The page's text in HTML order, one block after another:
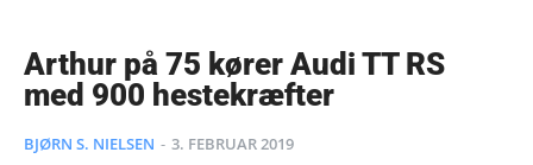
Arthur på 75 kører Audi TT RS
med 900 hestekræfter
BJØRN S. NIELSEN - 3. FEBRUAR 2019